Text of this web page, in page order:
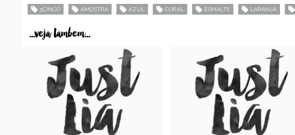
5CINCO AMOSTRA AZUL CORAL ESMALTE LARANJA
...veja tambem...